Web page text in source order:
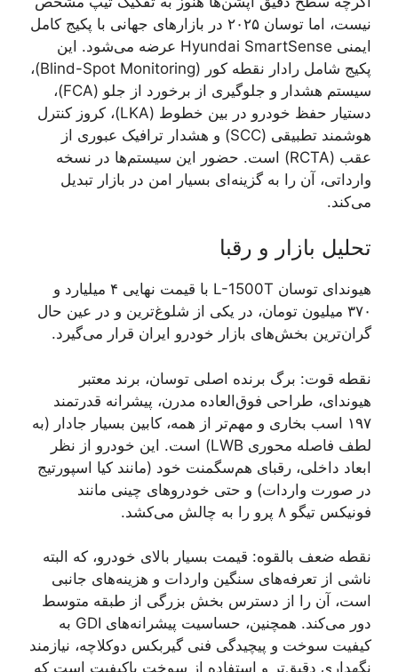
نیست، اما توسان ۲۰۲۵ در بازارهای جهانی با پکیج کامل
ایمنی Hyundai SmartSense عرضه می‌شود. این
پکیج شامل رادار نقطه کور (Blind-Spot Monitoring)،
سیستم هشدار و جلوگیری از برخورد از جلو (FCA)،
دستیار حفظ خودرو در بین خطوط (LKA)، کروز کنترل
هوشمند تطبیقی (SCC) و هشدار ترافیک عبوری از
عقب (RCTA) است. حضور این سیستم‌ها در نسخه
وارداتی، آن را به گزینه‌ای بسیار امن در بازار تبدیل
می‌کند.
تحلیل بازار و رقبا
هیوندای توسان L-1500T با قیمت نهایی ۴ میلیارد و
۳۷۰ میلیون تومان، در یکی از شلوغ‌ترین و در عین حال
گران‌ترین بخش‌های بازار خودرو ایران قرار می‌گیرد.
نقطه قوت: برگ برنده اصلی توسان، برند معتبر
هیوندای، طراحی فوق‌العاده مدرن، پیشرانه قدرتمند
۱۹۷ اسب بخاری و مهم‌تر از همه، کابین بسیار جادار (به
لطف فاصله محوری LWB) است. این خودرو از نظر
ابعاد داخلی، رقبای هم‌سگمنت خود (مانند کیا اسپورتیج
در صورت واردات) و حتی خودروهای چینی مانند
فونیکس تیگو ۸ پرو را به چالش می‌کشد.
نقطه ضعف بالقوه: قیمت بسیار بالای خودرو، که البته
ناشی از تعرفه‌های سنگین واردات و هزینه‌های جانبی
است، آن را از دسترس بخش بزرگی از طبقه متوسط
دور می‌کند. همچنین، حساسیت پیشرانه‌های GDI به
کیفیت سوخت و پیچیدگی فنی گیربکس دوکلاچه، نیازمند
نگهداری دقیق‌تر و استفاده از سوخت باکیفیت است که